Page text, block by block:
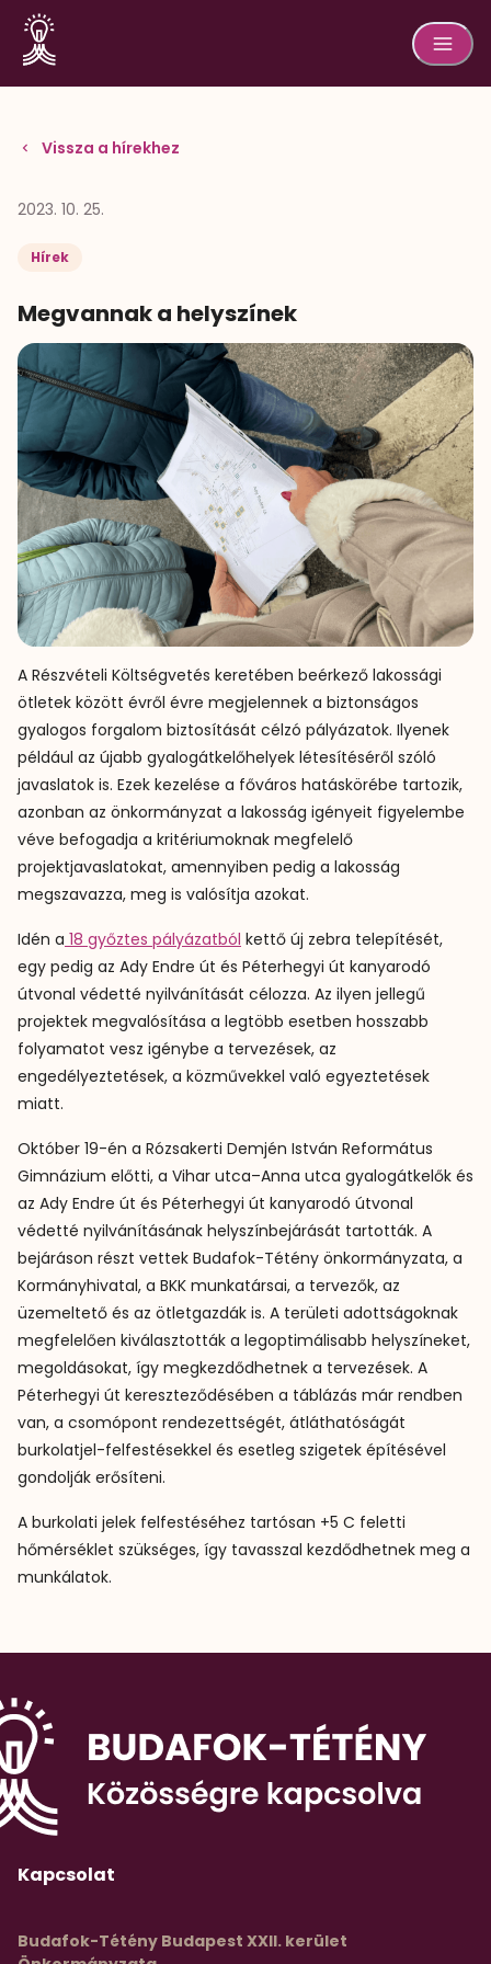
Vissza a hírekhez
2023. 10. 25.
Hírek
Megvannak a helyszínek
A Részvételi Költségvetés keretében beérkező lakossági
ötletek között évről évre megjelennek a biztonságos
gyalogos forgalom biztosítását célzó pályázatok. Ilyenek
például az újabb gyalogátkelőhelyek létesítéséről szóló
javaslatok is. Ezek kezelése a főváros hatáskörébe tartozik,
azonban az önkormányzat a lakosság igényeit figyelembe
véve befogadja a kritériumoknak megfelelő
projektjavaslatokat, amennyiben pedig a lakosság
megszavazza, meg is valósítja azokat.
Idén a 18 győztes pályázatból kettő új zebra telepítését,
egy pedig az Ady Endre út és Péterhegyi út kanyarodó
útvonal védetté nyilvánítását célozza. Az ilyen jellegű
projektek megvalósítása a legtöbb esetben hosszabb
folyamatot vesz igénybe a tervezések, az
engedélyeztetések, a közművekkel való egyeztetések
miatt.
Október 19-én a Rózsakerti Demjén István Református
Gimnázium előtti, a Vihar utca–Anna utca gyalogátkelők és
az Ady Endre út és Péterhegyi út kanyarodó útvonal
védetté nyilvánításának helyszínbejárását tartották. A
bejáráson részt vettek Budafok-Tétény önkormányzata, a
Kormányhivatal, a BKK munkatársai, a tervezők, az
üzemeltető és az ötletgazdák is. A területi adottságoknak
megfelelően kiválasztották a legoptimálisabb helyszíneket,
megoldásokat, így megkezdődhetnek a tervezések. A
Péterhegyi út kereszteződésében a táblázás már rendben
van, a csomópont rendezettségét, átláthatóságát
burkolatjel-felfestésekkel és esetleg szigetek építésével
gondolják erősíteni.
A burkolati jelek felfestéséhez tartósan +5 C feletti
hőmérséklet szükséges, így tavasszal kezdődhetnek meg a
munkálatok.
Kapcsolat
Budafok-Tétény Budapest XXII. kerület